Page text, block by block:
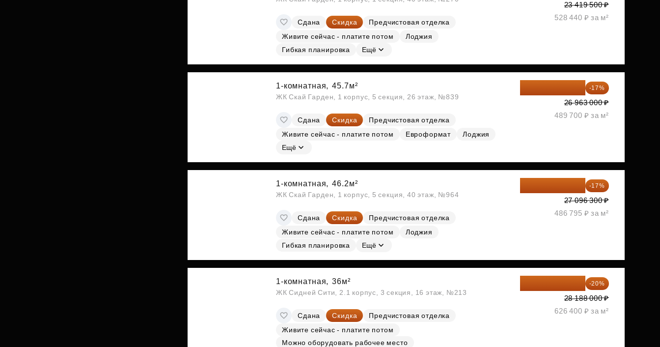
Сдана Скидка
Предчистовая отделка
Живите сейчас - платите потом
Лоджия
Гибкая планировка
Ещё
23 419 500 ₽
528 440 ₽ за м²
1-комнатная, 45.7м²
ЖК Скай Гарден, 1 корпус, 5 секция, 26 этаж, №839
Сдана Скидка
Предчистовая отделка
Живите сейчас - платите потом
Евроформат
Лоджия
Ещё
-17%
26 963 000 ₽
489 700 ₽ за м²
1-комнатная, 46.2м²
ЖК Скай Гарден, 1 корпус, 5 секция, 40 этаж, №964
Сдана Скидка
Предчистовая отделка
Живите сейчас - платите потом
Лоджия
Гибкая планировка
Ещё
-17%
27 096 300 ₽
486 795 ₽ за м²
1-комнатная, 36м²
ЖК Сидней Сити, 2.1 корпус, 3 секция, 16 этаж, №213
Сдана Скидка
Предчистовая отделка
Живите сейчас - платите потом
Можно оборудовать рабочее место
-20%
28 188 000 ₽
626 400 ₽ за м²